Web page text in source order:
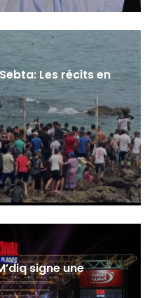
Les récits en
signe une